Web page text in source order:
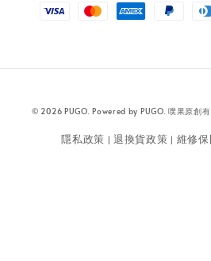
© 2026 PUGO. Powered by PUGO. 噗果原創
隱私政策 |退換貨政策 | 維修